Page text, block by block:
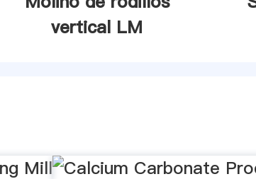
vertical LM